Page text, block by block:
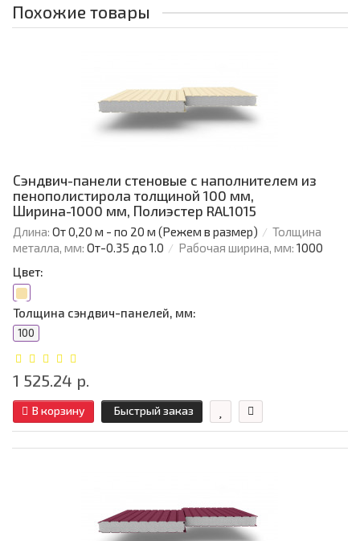
Похожие товары
Сэндвич-панели стеновые с наполнителем из
пенополистирола толщиной 100 мм,
Ширина-1000 мм, Полиэстер RAL1015
Длина: От 0,20 м - по 20 м (Режем в размер)
Толщина
металла, мм: От-0.35 до 1.0 Рабочая ширина, мм: 1000
Цвет:
Толщина сэндвич-панелей, мм:
100
1 525.24 р.
В корзину Быстрый заказ